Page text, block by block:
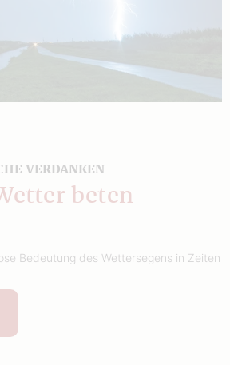
VERDANKEN
beten
Bedeutung des Wettersegens in Zeiten